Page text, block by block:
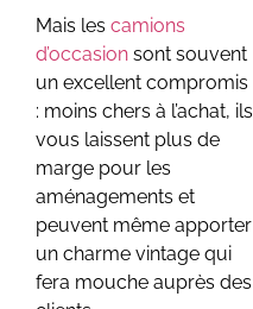
Mais les camions
d’occasion sont souvent
un excellent compromis
: moins chers à l’achat, ils
vous laissent plus de
marge pour les
aménagements et
peuvent même apporter
un charme vintage qui
fera mouche auprès des